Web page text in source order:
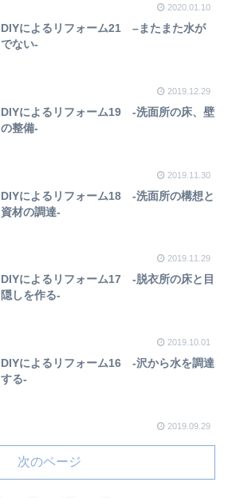
2020.01.10
DIYによるリフォーム21 –またまた水が
でない-
2019.12.29
DIYによるリフォーム19 -洗面所の床、壁
の整備-
2019.11.30
DIYによるリフォーム18 -洗面所の構想と
資材の調達-
2019.11.29
DIYによるリフォーム17 ‐脱衣所の床と目
隠しを作る‐
2019.10.01
DIYによるリフォーム16 ‐沢から水を調達
する‐
2019.09.29
次のページ